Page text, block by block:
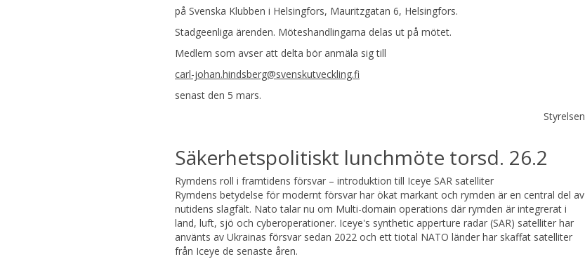
på Svenska Klubben i Helsingfors, Mauritzgatan 6, Helsingfors.
Stadgeenliga ärenden. Möteshandlingarna delas ut på mötet.
Medlem som avser att delta bör anmäla sig till
carl-johan.hindsberg@svenskutveckling.fi
senast den 5 mars.
Styrelsen
Säkerhetspolitiskt lunchmöte torsd. 26.2
Rymdens roll i framtidens försvar – introduktion till Iceye SAR satelliter
Rymdens betydelse för modernt försvar har ökat markant och rymden är en central del av
nutidens slagfält. Nato talar nu om Multi-domain operations där rymden är integrerat i
land, luft, sjö och cyberoperationer. Iceye's synthetic apperture radar (SAR) satelliter har
använts av Ukrainas försvar sedan 2022 och ett tiotal NATO länder har skaffat satelliter
från Iceye de senaste åren.